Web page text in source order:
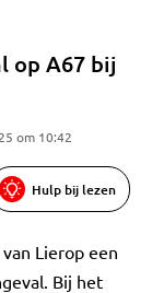
op A67 bij
om 10:42
Hulp bij lezen
Lierop een
Bij het